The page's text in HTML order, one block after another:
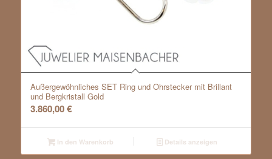
Außergewöhnliches SET Ring und Ohrstecker mit Brillant
und Bergkristall Gold
3.860,00€
In den Warenkorb Details anzeigen